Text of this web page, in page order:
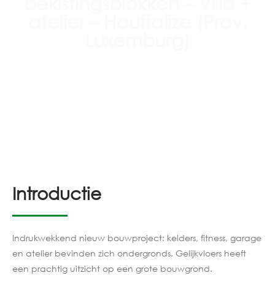
Introductie
Indrukwekkend nieuw bouwproject: kelders, fitness, garage
en atelierbevinden zich ondergronds. Gelijkvloers heeft
een prachtig uitzicht op een grote bouwgrond.